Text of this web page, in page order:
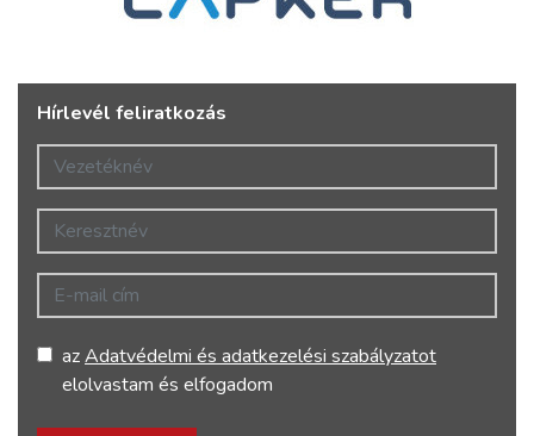
Hírlevél feliratkozás
Vezetéknév
Keresztnév
E-mail cím
azAdatvédelmi és adatkezelési szabályzatot
elolvastam és elfogadom